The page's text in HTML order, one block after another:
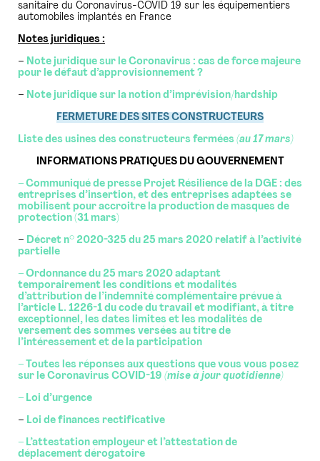
sanitaire du Coronavirus-COVID 19 sur les équipementiers
automobiles implantés en France
Notes juridiques :
– Note juridique sur le Coronavirus : cas de force majeure
pour le défaut d’approvisionnement ?
– Note juridique sur la notion d’imprévision/hardship
FERMETURE DES SITES CONSTRUCTEURS
Liste des usines des constructeurs fermées (au 17 mars)
INFORMATIONS PRATIQUES DU GOUVERNEMENT
– Communiqué de presse Projet Résilience de la DGE : des
entreprises d’insertion, et des entreprises adaptées se
mobilisent pour accroitre la production de masques de
protection (31 mars)
– Décret n° 2020-325 du 25 mars 2020 relatif à l’activité
partielle
– Ordonnance du 25 mars 2020 adaptant
temporairement les conditions et modalités
d’attribution de l’indemnité complémentaire prévue à
l’article L. 1226-1 du code du travail et modifiant, à titre
exceptionnel, les dates limites et les modalités de
versement des sommes versées au titre de
l’intéressement et de la participation
– Toutes les réponses aux questions que vous vous posez
sur le Coronavirus COVID-19 (mise à jour quotidienne)
– Loi d’urgence
– Loi de finances rectificative
– L’attestation employeur et l’attestation de
déplacement dérogatoire